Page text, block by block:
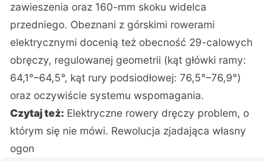
zawieszenia oraz 160-mm skoku widelca
przedniego. Obeznani z górskimi rowerami
elektrycznymi docenią też obecność 29-calowych
obręczy, regulowanej geometrii (kąt główki ramy:
64,1°–64,5°, kąt rury podsiodłowej: 76,5°–76,9°)
oraz oczywiście systemu wspomagania.
Czytaj też: Elektryczne rowery dręczy problem, o
którym się nie mówi. Rewolucja zjadająca własny
ogon